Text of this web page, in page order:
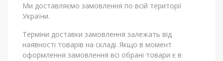
Ми доставляємо замовлення по всій території
України.
Терміни доставки замовлення залежать від
наявності товарів на складі. Якщо в момент
оформлення замовлення всі обрані товари є в